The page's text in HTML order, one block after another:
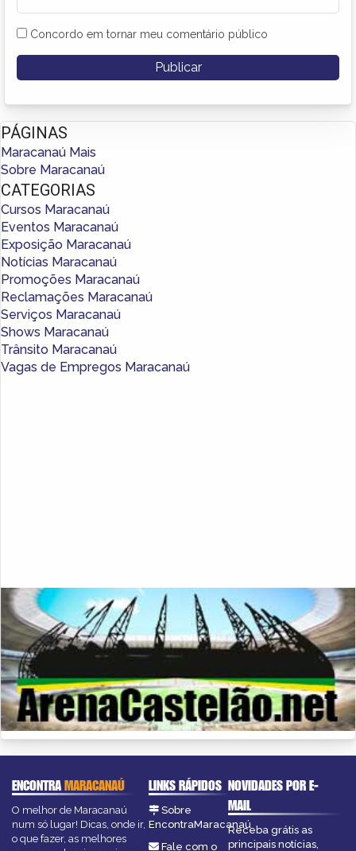
Concordo em tornar meu comentário público
PÁGINAS
Maracanaú Mais
Sobre Maracanaú
CATEGORIAS
Cursos Maracanaú
Eventos Maracanaú
Exposição Maracanaú
Notícias Maracanaú
Promoções Maracanaú
Reclamações Maracanaú
Serviços Maracanaú
Shows Maracanaú
Trânsito Maracanaú
Vagas de Empregos Maracanaú
ENCONTRAMARACANAÚ
O melhor de Maracanaú
num só lugar! Dicas, onde ir,
o que fazer, as melhores
LINKS RÁPIDOS
Sobre
EncontraMaracanaú
Fale com o
NOVIDADES POR E-
MAIL
Receba grátis as
principais notícias,